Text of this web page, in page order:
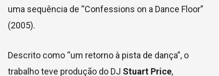
uma sequência de “Confessions on a Dance Floor”
(2005).
Descrito como “um retorno à pista de dança”, o
trabalho teve produção do DJ Stuart Price,